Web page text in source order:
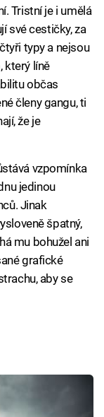
Tristní je i umělá
své cestičky, za
typy a nejsou
který líně
občas
členy gangu, ti
že je
vzpomínka
jedinou
Jinak
špatný,
mu bohužel ani
grafické
aby se